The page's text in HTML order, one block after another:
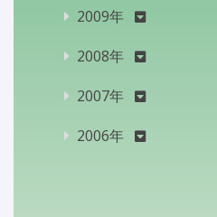
2009年
2008年
2007年
2006年